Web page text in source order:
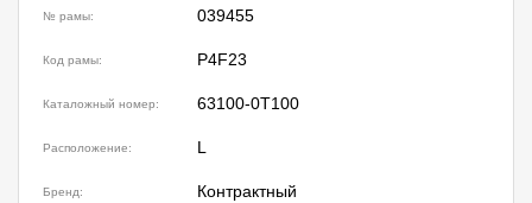
№ рамы: 039455
Код рамы: P4F23
Каталожный номер: 63100-0T100
Расположение: L
Бренд: Контрактный